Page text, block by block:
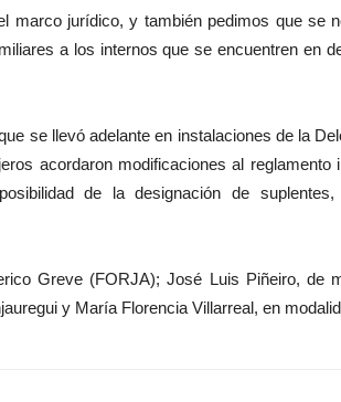
marco jurídico, y también pedimos que se
a los internos que se encuentren en
se llevó adelante en instalaciones de la
acordaron modificaciones al reglamento
de la designación de
Greve (FORJA); José Luis Piñeiro, de
y María Florencia Villarreal, en